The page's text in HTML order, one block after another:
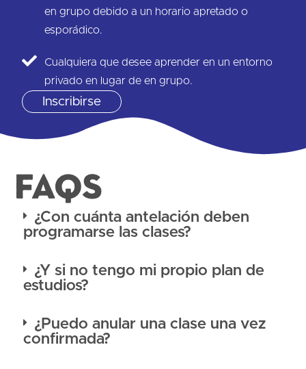
en grupo debido a un horario apretado o
esporádico.
Cualquiera que desee aprender en un entorno
privado en lugar de en grupo.
Inscribirse
FAQS
¿Con cuánta antelación deben
programarse las clases?
¿Y si no tengo mi propio plan de
estudios?
¿Puedo anular una clase una vez
confirmada?